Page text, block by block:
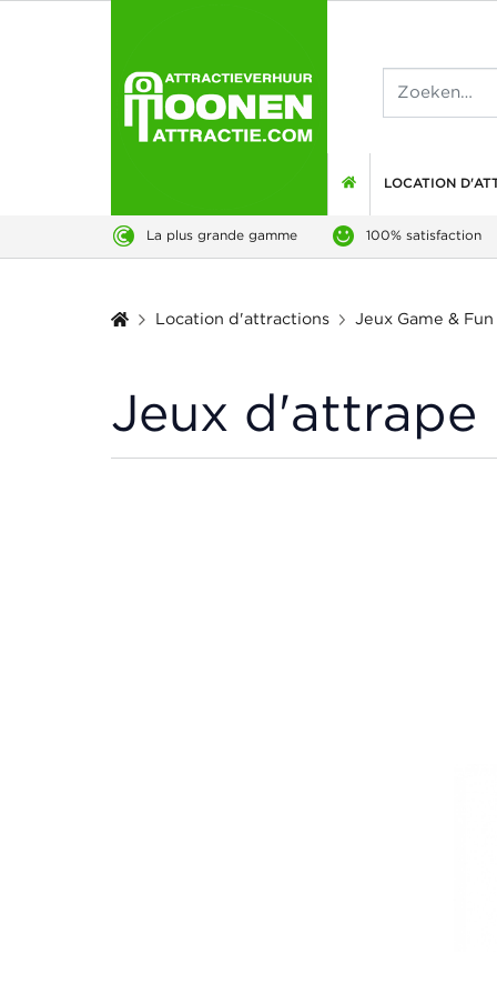
LOCATION
La plus grande gamme 100% satisfaction
Location d'attractions Jeux Game & Fun
Jeux d'attrape